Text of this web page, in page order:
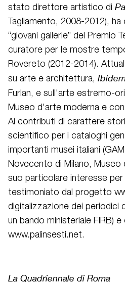
stato direttore artistico di
Tagliamento, 2008-2012),
“giovani gallerie” del Premio
curatore per le mostre
Rovereto (2012-2014).
su arte e architettura,
Furlan, e sull'arte estremo-
Museo d'arte moderna e
Ai contributi di carattere
scientifico per i cataloghi
importanti musei italiani
Novecento di Milano, Museo
suo particolare interesse per
testimoniato dal progetto
digitalizzazione dei periodici
un bando ministeriale FIRB) e
www.palinsesti.net.
La Quadriennale di Roma